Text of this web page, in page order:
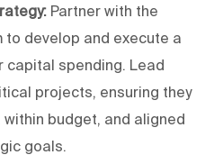
Partner with the
develop and execute a
spending. Lead
projects, ensuring they
budget, and aligned
goals.